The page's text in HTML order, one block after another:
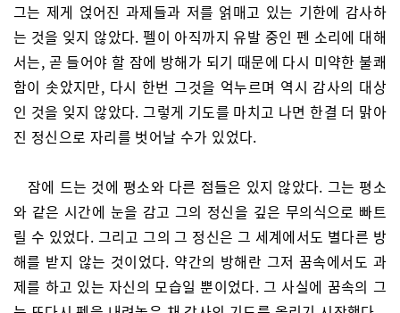
그는 제게 얹어진 과제들과 저를 얽매고 있는 기한에 감사하
는 것을 잊지 않았다. 펠이 아직까지 유발 중인 펜 소리에 대해
서는, 곧 들어야 할 잠에 방해가 되기 때문에 다시 미약한 불쾌
함이 솟았지만, 다시 한번 그것을 억누르며 역시 감사의 대상
인 것을 잊지 않았다. 그렇게 기도를 마치고 나면 한결 더 맑아
진 정신으로 자리를 벗어날 수가 있었다.
잠에 드는 것에 평소와 다른 점들은 있지 않았다. 그는 평소
와 같은 시간에 눈을 감고 그의 정신을 깊은 무의식으로 빠트
릴 수 있었다. 그리고 그의 그 정신은 그 세계에서도 별다른 방
해를 받지 않는 것이었다. 약간의 방해란 그저 꿈속에서도 과
제를 하고 있는 자신의 모습일 뿐이었다. 그 사실에 꿈속의 그